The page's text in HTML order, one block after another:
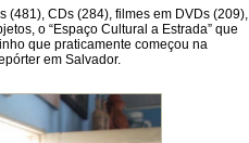
(481), CDs (284), filmes em DVDs (209),
o “Espaço Cultural a Estrada” que
que praticamente começou na
em Salvador.